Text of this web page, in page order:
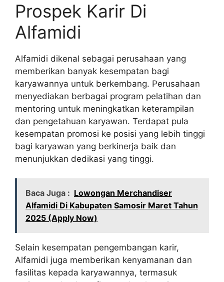
Prospek Karir Di
Alfamidi
Alfamidi dikenal sebagai perusahaan yang
memberikan banyak kesempatan bagi
karyawannya untuk berkembang. Perusahaan
menyediakan berbagai program pelatihan dan
mentoring untuk meningkatkan keterampilan
dan pengetahuan karyawan. Terdapat pula
kesempatan promosi ke posisi yang lebih tinggi
bagi karyawan yang berkinerja baik dan
menunjukkan dedikasi yang tinggi.
Baca Juga : Lowongan Merchandiser
Alfamidi Di Kabupaten Samosir Maret Tahun
2025 (Apply Now)
Selain kesempatan pengembangan karir,
Alfamidi juga memberikan kenyamanan dan
fasilitas kepada karyawannya, termasuk